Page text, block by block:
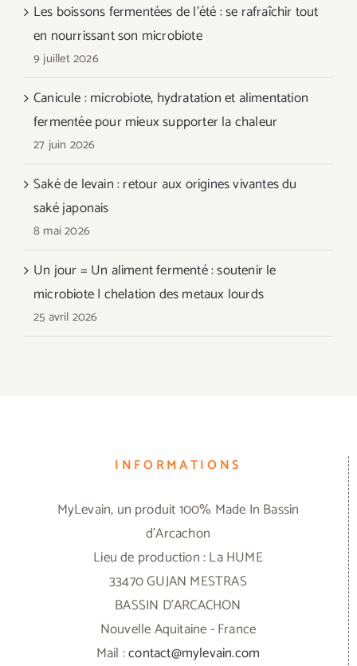
Les boissons fermentées de l’été : se rafraîchir tout
en nourrissant son microbiote
9 juillet 2026
Canicule : microbiote, hydratation et alimentation
fermentée pour mieux supporter la chaleur
27 juin 2026
Saké de levain : retour aux origines vivantes du
saké japonais
8 mai 2026
Un jour = Un aliment fermenté : soutenir le
microbiote | chelation des metaux lourds
25 avril 2026
INFORMATIONS
MyLevain, un produit 100% Made In Bassin
d'Arcachon
Lieu de production : La HUME
33470 GUJAN MESTRAS
BASSIN D'ARCACHON
Nouvelle Aquitaine - France
Mail :contact@mylevain.com